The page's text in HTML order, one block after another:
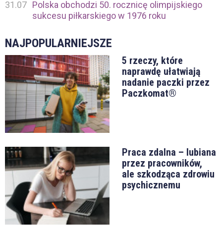
31.07 Polska obchodzi 50. rocznicę olimpijskiego
sukcesu piłkarskiego w 1976 roku
NAJPOPULARNIEJSZE
5 rzeczy, które
naprawdę ułatwiają
nadanie paczki przez
Paczkomat®
Praca zdalna – lubiana
przez pracowników,
ale szkodząca zdrowiu
psychicznemu